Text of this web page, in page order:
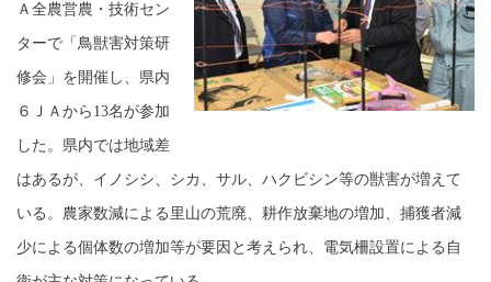
Ａ全農営農・技術セン
ターで「鳥獣害対策研
修会」を開催し、県内
６ＪＡから13名が参加
した。県内では地域差
はあるが、イノシシ、シカ、サル、ハクビシン等の獣害が増えて
いる。農家数減による里山の荒廃、耕作放棄地の増加、捕獲者減
少による個体数の増加等が要因と考えられ、電気柵設置による自